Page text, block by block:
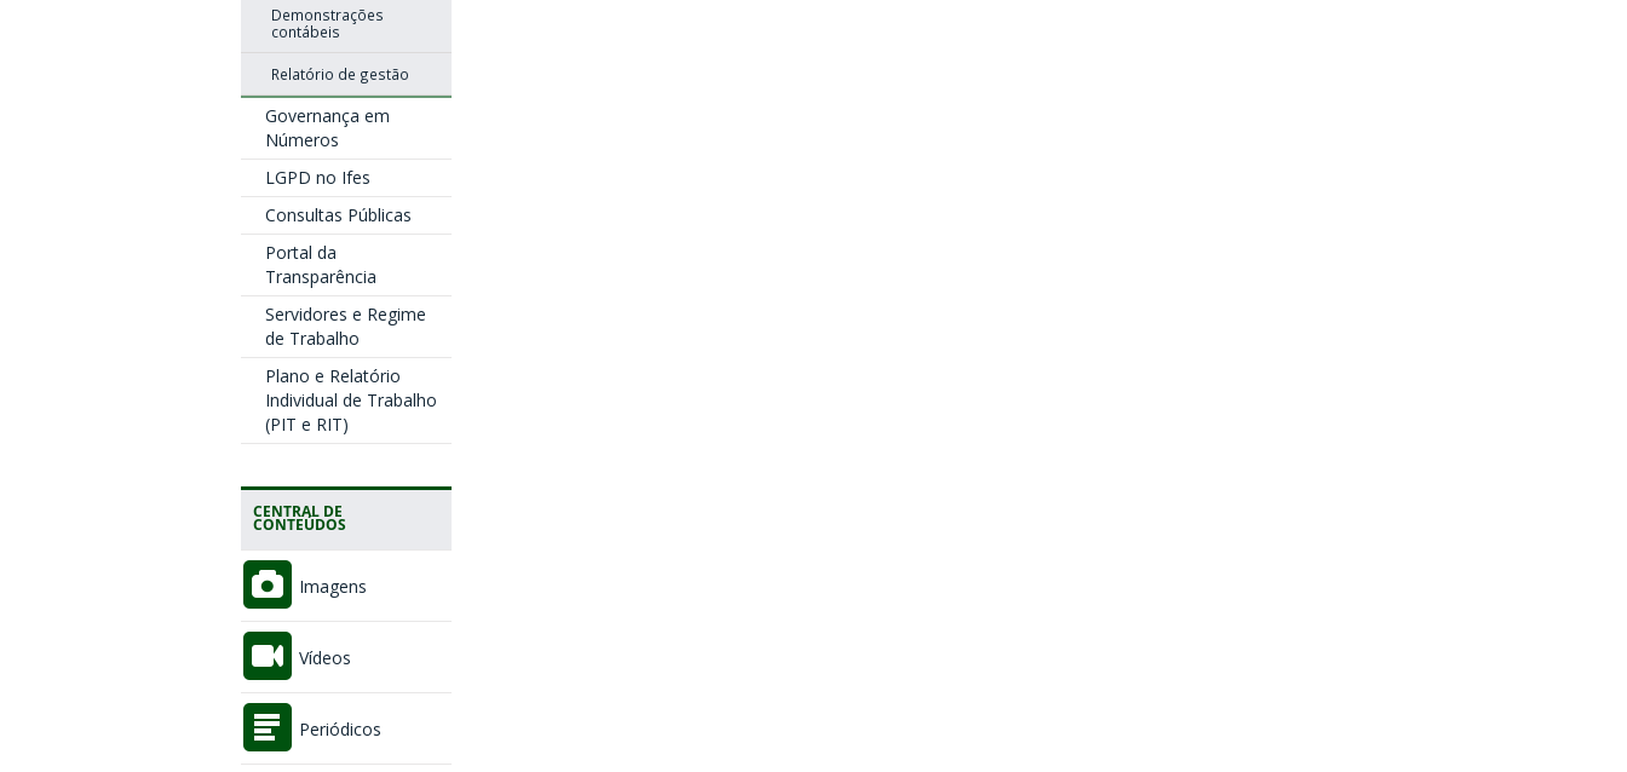
Demonstrações
contábeis
Relatório de gestão
Governança em
Números
LGPD no Ifes
Consultas Públicas
Portal da
Transparência
Servidores e Regime
de Trabalho
Plano e Relatório
Individual de Trabalho
(PIT e RIT)
CENTRAL DE
CONTEÚDOS
Imagens
Vídeos
Periódicos